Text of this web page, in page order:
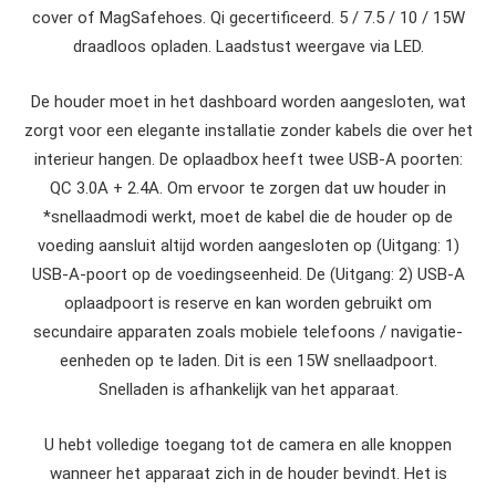
cover of MagSafehoes. Qi gecertificeerd. 5 / 7.5 / 10 / 15W
draadloos opladen. Laadstust weergave via LED.
De houder moet in het dashboard worden aangesloten, wat
zorgt voor een elegante installatie zonder kabels die over het
interieur hangen. De oplaadbox heeft twee USB-A poorten:
QC 3.0A + 2.4A. Om ervoor te zorgen dat uw houder in
*snellaadmodi werkt, moet de kabel die de houder op de
voeding aansluit altijd worden aangesloten op (Uitgang: 1)
USB-A-poort op de voedingseenheid. De (Uitgang: 2) USB-A
oplaadpoort is reserve en kan worden gebruikt om
secundaire apparaten zoals mobiele telefoons / navigatie-
eenheden op te laden. Dit is een 15W snellaadpoort.
Snelladen is afhankelijk van het apparaat.
U hebt volledige toegang tot de camera en alle knoppen
wanneer het apparaat zich in de houder bevindt. Het is